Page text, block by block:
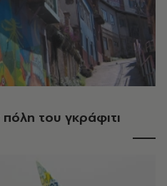
του γκράφιτι